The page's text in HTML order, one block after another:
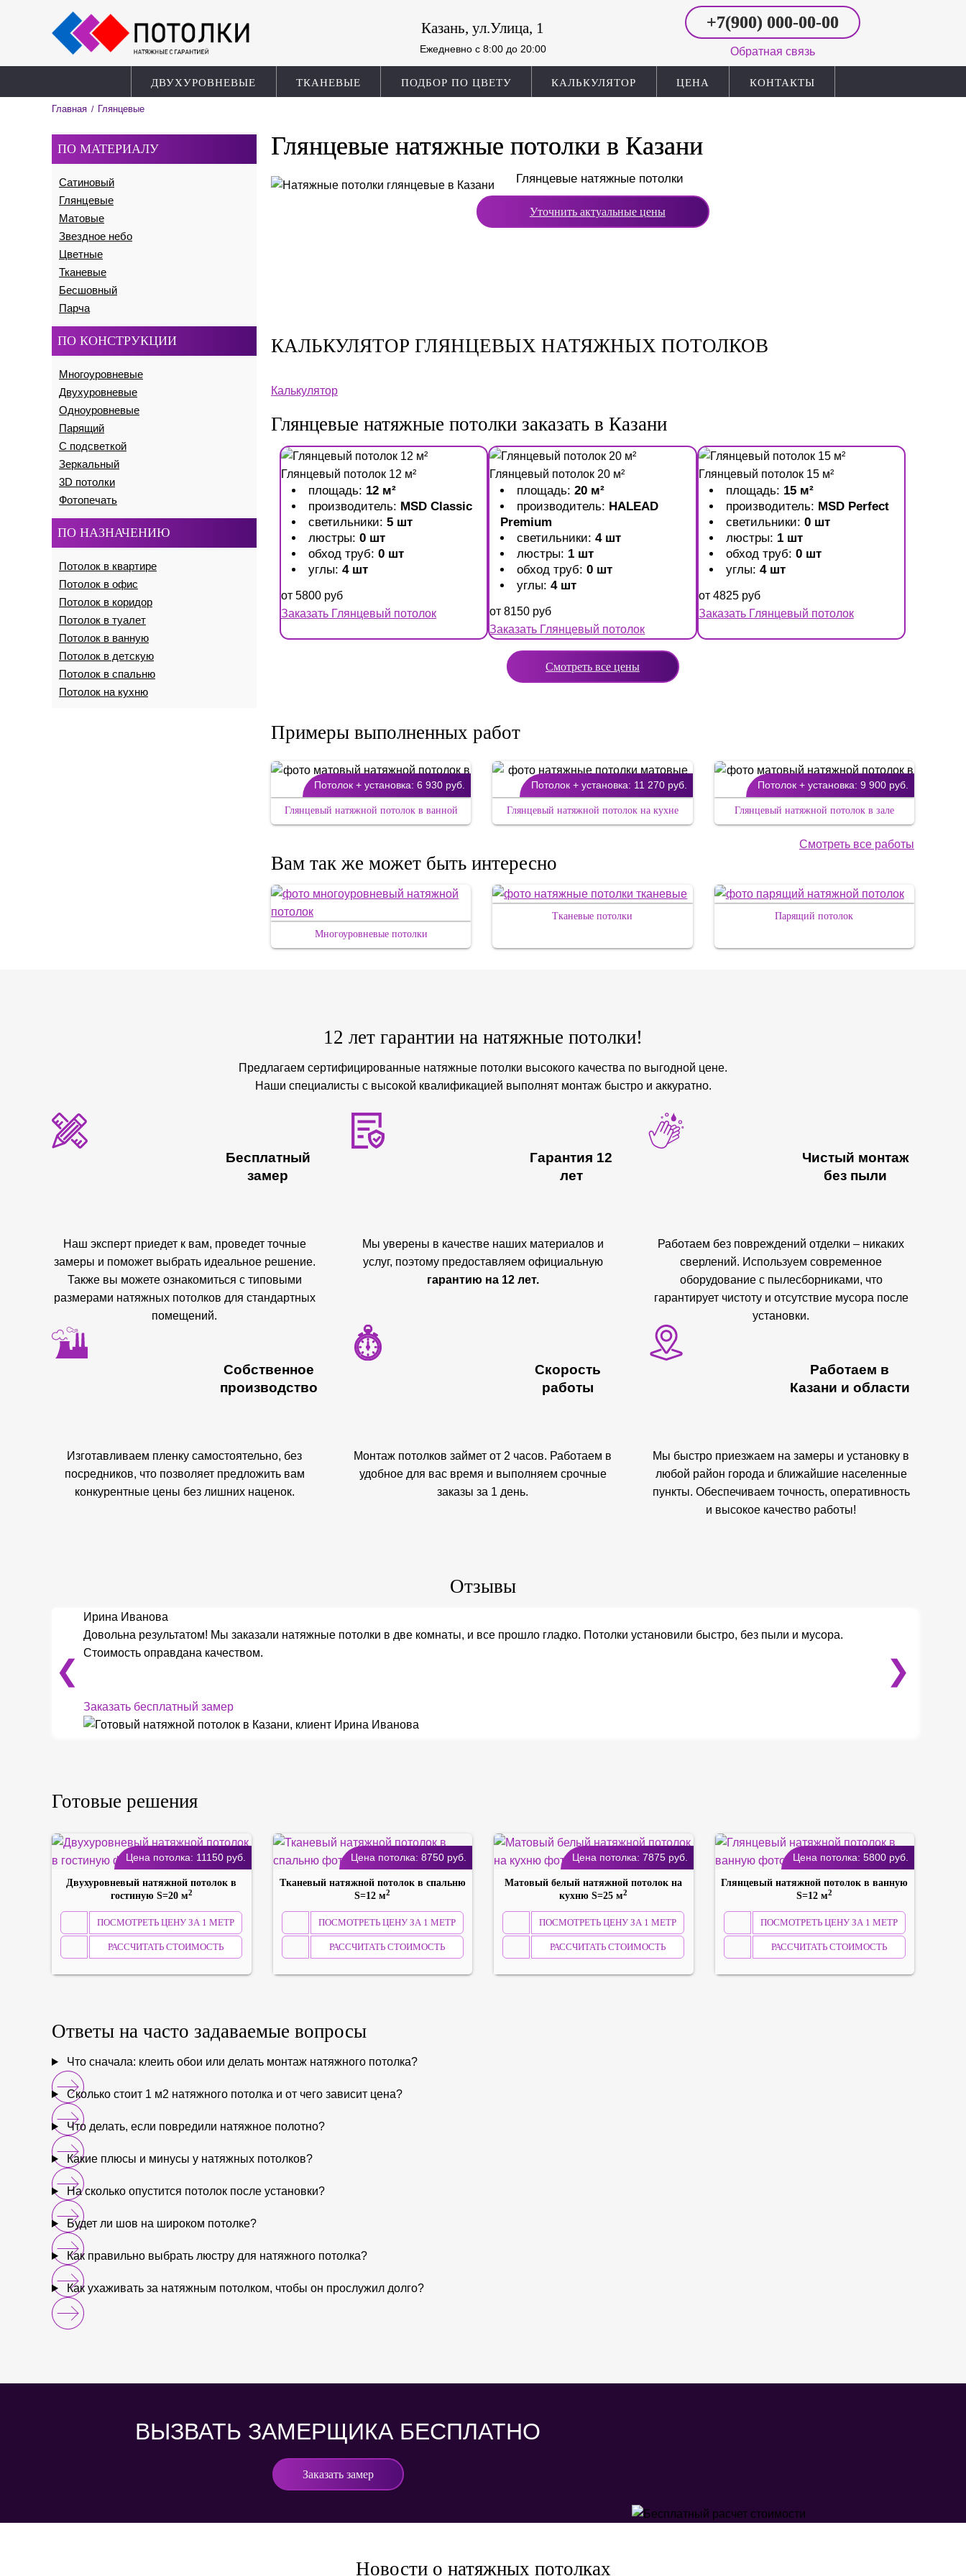
Казань, ул.Улица, 1
Ежедневно c 8:00 до 20:00
+7(900) 000‑00-00
Обратная связь
ДВУХУРОВНЕВЫЕ ТКАНЕВЫЕ ПОДБОР ПО ЦВЕТУ КАЛЬКУЛЯТОР ЦЕНА КОНТАКТЫ
Главная / Глянцевые
Глянцевые натяжные потолки в Казани
Глянцевые натяжные потолки
Уточнить актуальные цены
КАЛЬКУЛЯТОР ГЛЯНЦЕВЫХ НАТЯЖНЫХ ПОТОЛКОВ
Калькулятор
Глянцевые натяжные потолки заказать в Казани
Глянцевый потолок 12 м²
площадь: 12 м²
производитель: MSD Classic
светильники: 5 шт
люстры: 0 шт
обход труб: 0 шт
углы: 4 шт
от 5800руб
Заказать Глянцевый потолок
Глянцевый потолок 20 м²
площадь:20 м²
производитель: HALEAD
Premium
светильники:4 шт
люстры: 1 шт
обход труб:0 шт
углы:4 шт
от8150 руб
Заказать Глянцевый потолок
Глянцевый потолок 15 м²
площадь: 15 м²
производитель: MSD Perfect
светильники: 0 шт
люстры: 1 шт
обход труб: 0 шт
углы: 4 шт
от 4825руб
Заказать Глянцевый потолок
Смотреть все цены
Примеры выполненных работ
Потолок + установка: 6 930 руб.
Глянцевый натяжной потолок в ванной
Потолок + установка: 11 270 руб.
Глянцевый натяжной потолок на кухне
Потолок + установка: 9 900 руб.
Глянцевый натяжной потолок в зале
Смотреть все работы
Вам так же может быть интересно
Многоуровневые потолки
Тканевые потолки Парящий потолок
ПО МАТЕРИАЛУ
Сатиновый
Глянцевые
Матовые
Звездное небо
Цветные
Тканевые
Бесшовный
Парча
ПО КОНСТРУКЦИИ
Многоуровневые
Двухуровневые
Одноуровневые
Парящий
С подсветкой
Зеркальный
3D потолки
Фотопечать
ПО НАЗНАЧЕНИЮ
Потолок в квартире
Потолок в офис
Потолок в коридор
Потолок в туалет
Потолок в ванную
Потолок в детскую
Потолок в спальню
Потолок на кухню
12 лет гарантии на натяжные потолки!
Предлагаем сертифицированные натяжные потолки высокого качества по выгодной цене.
Наши специалисты с высокой квалификацией выполнят монтаж быстро и аккуратно.
Бесплатный
замер
Наш эксперт приедет к вам, проведет точные
замеры и поможет выбрать идеальное решение.
Также вы можете ознакомиться с типовыми
размерами натяжных потолков для стандартных
помещений.
Гарантия 12
лет
Мы уверены в качестве наших материалов и
услуг, поэтому предоставляем официальную
гарантию на 12 лет.
Чистый монтаж
без пыли
Работаем без повреждений отделки – никаких
сверлений. Используем современное
оборудование с пылесборниками, что
гарантирует чистоту и отсутствие мусора после
установки.
Собственное
производство
Изготавливаем пленку самостоятельно, без
посредников, что позволяет предложить вам
конкурентные цены без лишних наценок.
Скорость
работы
Монтаж потолков займет от 2 часов. Работаем в
удобное для вас время и выполняем срочные
заказы за 1 день.
Работаем в
Казани и области
Мы быстро приезжаем на замеры и установку в
любой район города и ближайшие населенные
пункты. Обеспечиваем точность, оперативность
и высокое качество работы!
Отзывы
❮
Ирина Иванова
Довольна результатом! Мы заказали натяжные потолки в две комнаты, и все прошло гладко. Потолки установили быстро, без пыли и мусора.
Стоимость оправдана качеством.
Заказать бесплатный замер
❯
Готовые решения
Цена потолка: 11150руб.
Двухуровневый натяжной потолок в
гостиную S=20 м2
ПОСМОТРЕТЬ ЦЕНУ ЗА 1 МЕТР
РАССЧИТАТЬ СТОИМОСТЬ
Цена потолка: 8750 руб.
Тканевый натяжной потолок в спальню
S=12 м2
ПОСМОТРЕТЬ ЦЕНУ ЗА 1 МЕТР
РАССЧИТАТЬ СТОИМОСТЬ
Цена потолка: 7875 руб.
Матовый белый натяжной потолок на
кухню S=25 м2
ПОСМОТРЕТЬ ЦЕНУ ЗА 1 МЕТР
РАССЧИТАТЬ СТОИМОСТЬ
Цена потолка: 5800 руб.
Глянцевый натяжной потолок в ванную
S=12 м2
ПОСМОТРЕТЬ ЦЕНУ ЗА 1 МЕТР
РАССЧИТАТЬ СТОИМОСТЬ
Ответы на часто задаваемые вопросы
Что сначала: клеить обои или делать монтаж натяжного потолка?
Сколько стоит 1 м2 натяжного потолка и от чего зависит цена?
Что делать, если повредили натяжное полотно?
Какие плюсы и минусы у натяжных потолков?
На сколько опустится потолок после установки?
Будет ли шов на широком потолке?
Как правильно выбрать люстру для натяжного потолка?
Как ухаживать за натяжным потолком, чтобы он прослужил долго?
ВЫЗВАТЬ ЗАМЕРЩИКА БЕСПЛАТНО
Заказать замер
Новости о натяжных потолках